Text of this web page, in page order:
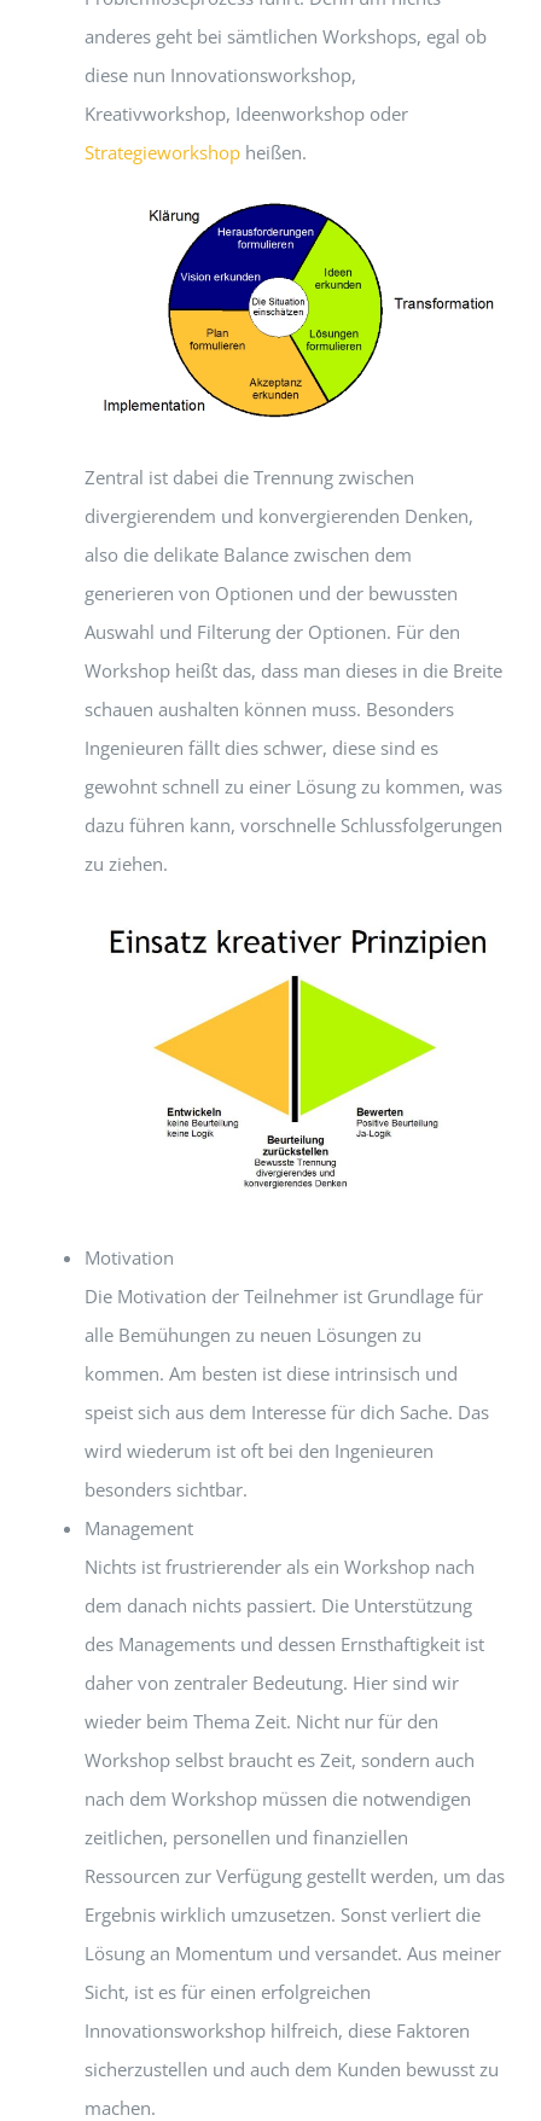
anderes geht bei sämtlichen Workshops, egal ob
diese nun Innovationsworkshop,
Kreativworkshop, Ideenworkshop oder
Strategieworkshopheißen.
Zentral ist dabei die Trennung zwischen
divergierendem und konvergierenden Denken,
also die delikate Balance zwischen dem
generieren von Optionen und der bewussten
Auswahl und Filterung der Optionen. Für den
Workshop heißt das, dass man dieses in die Breite
schauen aushalten können muss. Besonders
Ingenieuren fällt dies schwer, diese sind es
gewohnt schnell zu einer Lösung zu kommen, was
dazu führen kann, vorschnelle Schlussfolgerungen
zu ziehen.
Motivation
Die Motivation der Teilnehmer ist Grundlage für
alle Bemühungen zu neuen Lösungen zu
kommen. Am besten ist diese intrinsisch und
speist sich aus dem Interesse für dich Sache. Das
wird wiederum ist oft bei den Ingenieuren
besonders sichtbar.
Management
Nichts ist frustrierender als ein Workshop nach
dem danach nichts passiert. Die Unterstützung
des Managements und dessen Ernsthaftigkeit ist
daher von zentraler Bedeutung. Hier sind wir
wieder beim Thema Zeit. Nicht nur für den
Workshop selbst braucht es Zeit, sondern auch
nach dem Workshop müssen die notwendigen
zeitlichen, personellen und finanziellen
Ressourcen zur Verfügung gestellt werden, um das
Ergebnis wirklich umzusetzen. Sonst verliert die
Lösung an Momentum und versandet. Aus meiner
Sicht, ist es für einen erfolgreichen
Innovationsworkshop hilfreich, diese Faktoren
sicherzustellen und auch dem Kunden bewusst zu
machen.